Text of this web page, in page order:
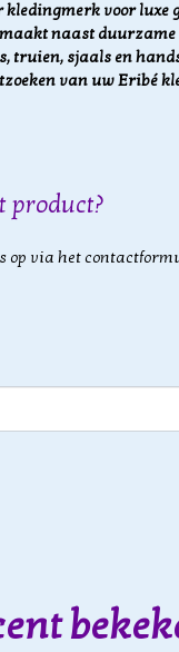
voor luxe
naast duurzame
truien, sjaals en
van uw Eribé
product?
op via het